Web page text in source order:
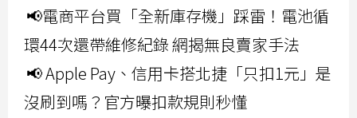
📢電商平台買「全新庫存機」踩雷！電池循
環44次還帶維修紀錄 網揭無良賣家手法
📢 Apple Pay、信用卡搭北捷「只扣1元」是
沒刷到嗎？官方曝扣款規則秒懂